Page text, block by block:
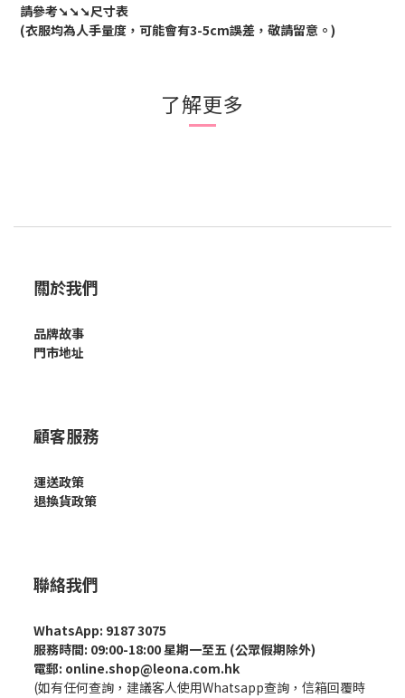
請參考➘➘➘尺寸表
(衣服均為人手量度，可能會有3-5cm誤差，敬請留意。 )
了解更多
關於我們
品牌故事
門市地址
顧客服務
運送政策
退換貨政策
聯絡我們
WhatsApp: 9187 3075
服務時間: 09:00-18:00 星期一至五 (公眾假期除外)
電郵: online.shop@leona.com.hk
(如有任何查詢，建議客人使用Whatsapp查詢，信箱回覆時